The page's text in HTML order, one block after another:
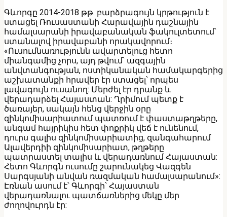
Գևորգը 2014-2018 թթ. բարձրագույն կրթություն է
ստացել Ռուսաստանի Հարավային դաշնային
համալսարանի իրավաբանական ֆակուլտետում՝
ստանալով իրավաբանի որակավորում։
«Ուսումնառությունն ավարտելուց հետո
միանգամից չորս, այդ թվում՝ ազգային
անվտանգության, ոստիկանական համակարգերից
աշխատանքի հրավեր էր ստացել՝ որպես
լավագույն ուսանող: Մերժել էր դրանք և
վերադարձել Հայաստան: Ղրիմում պետք է
ծառայեր, սակայն հենց վերջին օրը
զինկոմիսարիատում պատռում է փաստաթղթերը,
անգամ հայրիկիս հետ փոքրիկ վեճ է ունենում,
դուրս գալիս զինկոմիսարիատից, զանգահարում
Ալավերդիի զինկոմիսարիատ, թղթերը
պատրաստել տալիս և վերադառնում Հայաստան:
Հետո Գևորգն ուսումը շարունակեց Վազգեն
Սարգսյանի անվան ռազմական համալսարանում»:
Էռնան ասում է՝ Գևորգի՝ Հայաստան
վերադառնալու պատճառներից մեկը մեր
ժողովուրդն էր: